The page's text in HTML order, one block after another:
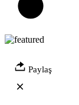
Paylaş